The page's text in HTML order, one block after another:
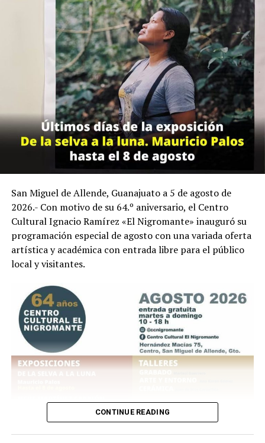
Sobre el impacto del viaje, Héctor Eduardo Enríquez
Lara, Jefe del Departamento para la Convivencia Escolar
en la Delegación II, subrayó que la educación debe
trascender los muros del salón de clases.
El modelo de República Escolar se consolida en San José
de Iturbide como una plataforma práctica donde la
juventud ejerce la representación democrática, el
trabajo colaborativo y la toma de decisiones enfocadas
en el bienestar de sus comunidades escolares.
San Miguel de Allende, Guanajuato a 5 de agosto de
2026.- Con motivo de su 64.º aniversario, el Centro
Cultural Ignacio Ramírez «El Nigromante» inauguró su
programación especial de agosto con una variada oferta
artística y académica con entrada libre para el público
local y visitantes.
CONTINUE READING